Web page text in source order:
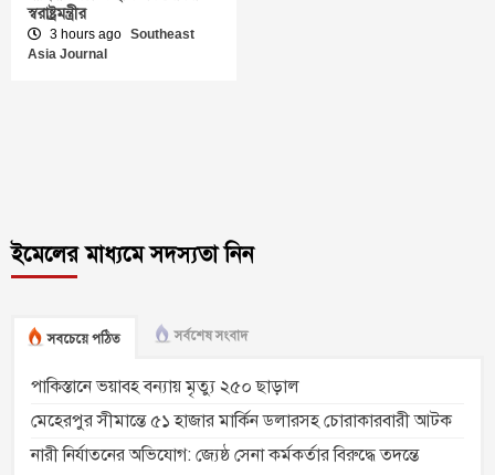
স্বরাষ্ট্রমন্ত্রীর
3 hours ago Southeast
Asia Journal
ইমেলের মাধ্যমে সদস্যতা নিন
সবচেয়ে পঠিত সর্বশেষ সংবাদ
পাকিস্তানে ভয়াবহ বন্যায় মৃত্যু ২৫০ ছাড়াল
মেহেরপুর সীমান্তে ৫১ হাজার মার্কিন ডলারসহ চোরাকারবারী আটক
নারী নির্যাতনের অভিযোগ: জ্যেষ্ঠ সেনা কর্মকর্তার বিরুদ্ধে তদন্তে